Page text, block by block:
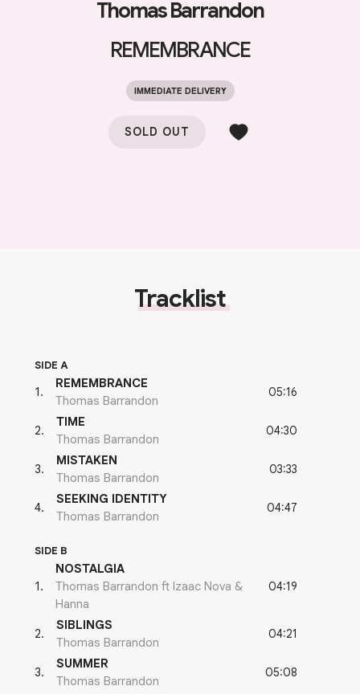
Thomas Barrandon
REMEMBRANCE
IMMEDIATE DELIVERY
SOLD OUT
Tracklist
SIDE A
1 .
REMEMBRANCE
Thomas Barrandon
05:16
2.
TIME
Thomas Barrandon
04:30
3.
MISTAKEN
Thomas Barrandon
03:33
4.
SEEKING IDENTITY
Thomas Barrandon
04:47
SIDE B
1 .
NOSTALGIA
Thomas Barrandon ft Izaac Nova &
Hanna
04:19
2.
SIBLINGS
Thomas Barrandon
04:21
3.
SUMMER
Thomas Barrandon
05:08